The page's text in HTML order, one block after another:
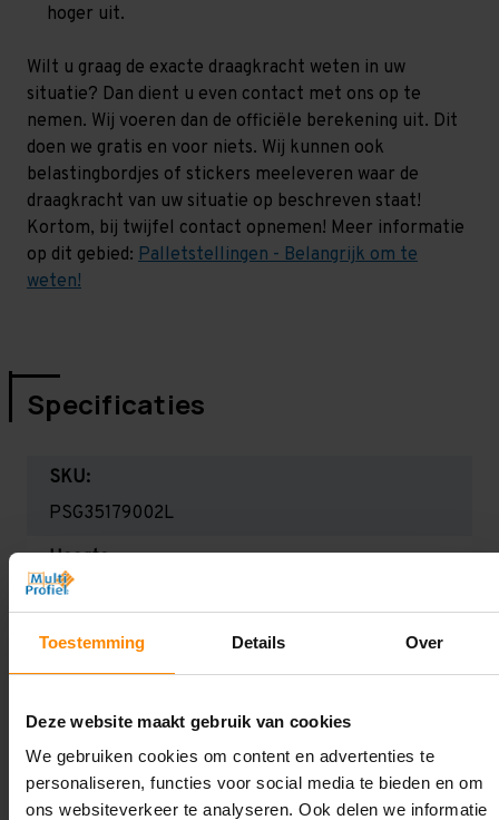
Toestemming Details Over
Deze website maakt gebruik van cookies
We gebruiken cookies om content en advertenties te
personaliseren, functies voor social media te bieden en om
ons websiteverkeer te analyseren. Ook delen we informatie
hoger uit.
Wilt u graag de exacte draagkracht weten in uw
situatie? Dan dient u even contact met ons op te
nemen. Wij voeren dan de officiële berekening uit. Dit
doen we gratis en voor niets. Wij kunnen ook
belastingbordjes of stickers meeleveren waar de
draagkracht van uw situatie op beschreven staat!
Kortom, bij twijfel contact opnemen! Meer informatie
op dit gebied: Palletstellingen - Belangrijk om te
weten!
Specificaties
SKU:
PSG35179002L
Hoogte:
3.500 mm
Diepte:
1.100 mm
Lengte:
17.900 mm
Liggerlengte: